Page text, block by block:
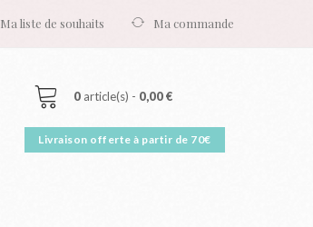
Ma commande
Ma liste de souhaits
0 article(s) - 0,00 €